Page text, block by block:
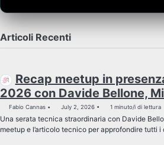
Articoli Recenti
Recap meetup in
2026 con Davide Bellone,
Fabio Cannas July 2, 2026 1 minuto/i di lettura
Una serata tecnica straordinaria con Davide
meetup e l’articolo tecnico per approfondire tutti